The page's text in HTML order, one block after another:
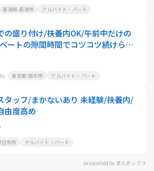
新潟県 新潟市 アルバイト・パート
の盛り付け/扶養内OK/午前中だけの
ートの隙間時間でコツコツ続けられ
東京都 調布市 アルバイト・パート
タッフ/まかないあり 未経験/扶養内/
由度高め
日市市 アルバイト・パート
supported by 求人ボックス